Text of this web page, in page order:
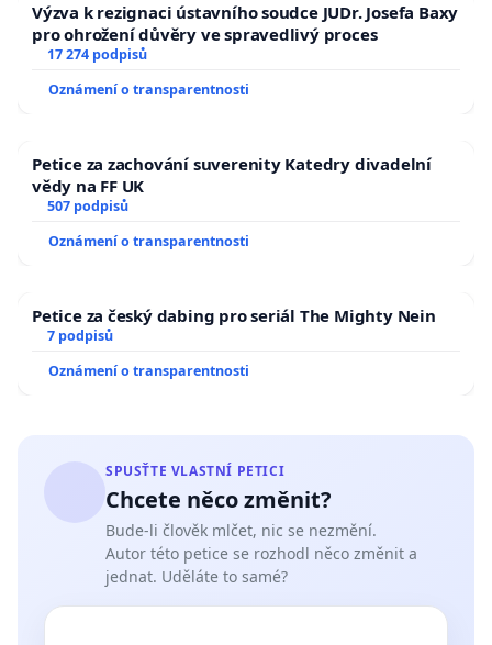
Výzva k rezignaci ústavního soudce JUDr. Josefa Baxy
pro ohrožení důvěry ve spravedlivý proces
17 274 podpisů
Oznámení o transparentnosti
Petice za zachování suverenity Katedry divadelní
vědy na FF UK
507 podpisů
Oznámení o transparentnosti
Petice za český dabing pro seriál The Mighty Nein
7 podpisů
Oznámení o transparentnosti
SPUSŤTE VLASTNÍ PETICI
Chcete něco změnit?
Bude-li člověk mlčet, nic se nezmění.
Autor této petice se rozhodl něco změnit a
jednat. Uděláte to samé?